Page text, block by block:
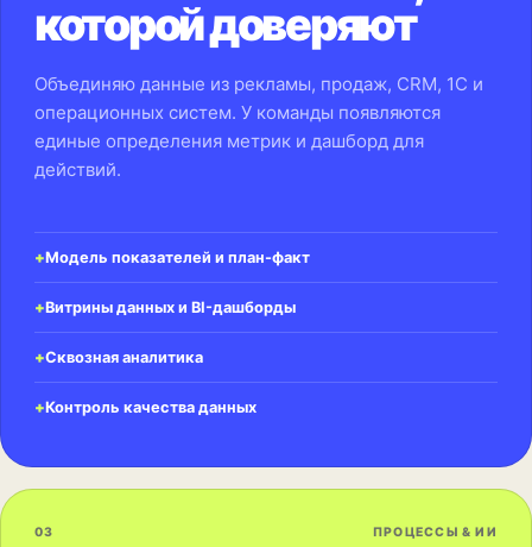
которой доверяют
Объединяю данные из рекламы, продаж, CRM, 1С и
операционных систем. У команды появляются
единые определения метрик и дашборд для
действий.
Модель показателей и план-факт
Витрины данных и BI-дашборды
Сквозная аналитика
Контроль качества данных
03 ПРОЦЕССЫ & ИИ